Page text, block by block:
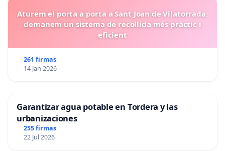
Aturem el porta a porta a Sant Joan de Vilatorrada:
demanem un sistema de recollida més pràctic i
eficient
261 firmas
14 Jan 2026
Garantizar agua potable en Tordera y las
urbanizaciones
255 firmas
22 Jul 2026